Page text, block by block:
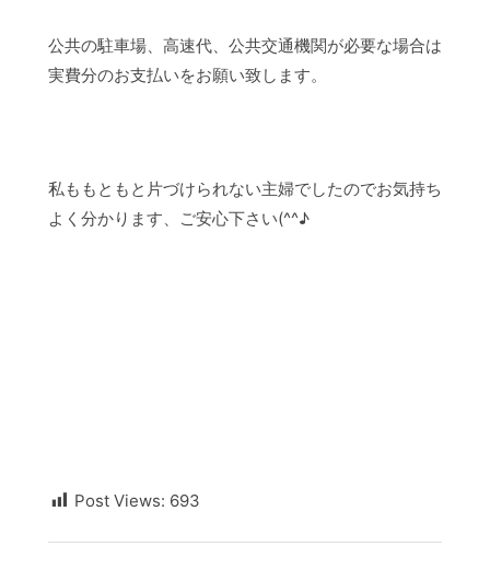
公共の駐車場、高速代、公共交通機関が必要な場合は
実費分のお支払いをお願い致します。
私ももともと片づけられない主婦でしたのでお気持ち
よく分かります、ご安心下さい(^^♪
Post Views: 693